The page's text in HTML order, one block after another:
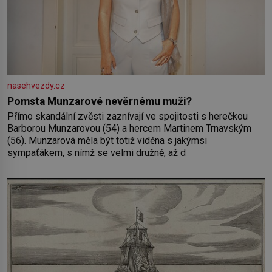
nasehvezdy.cz
Pomsta Munzarové nevěrnému muži?
Přímo skandální zvěsti zaznívají ve spojitosti s herečkou
Barborou Munzarovou (54) a hercem Martinem Trnavským
(56). Munzarová měla být totiž viděna s jakýmsi
sympaťákem, s nímž se velmi družně, až d